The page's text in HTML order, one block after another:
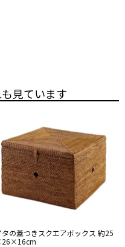
見ています
タの蓋つきスクエアボックス 約25